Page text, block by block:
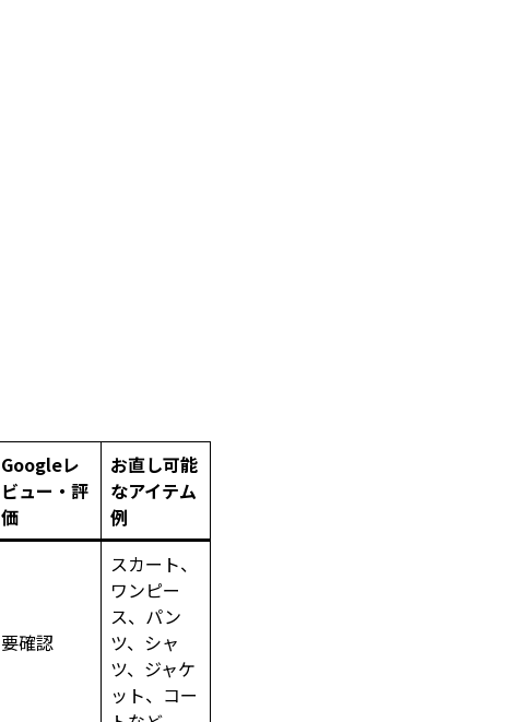
Googleレ
ビュー・評
価
お直し可能
なアイテム
例
要確認
スカート、
ワンピー
ス、パン
ツ、シャ
ツ、ジャケ
ット、コー